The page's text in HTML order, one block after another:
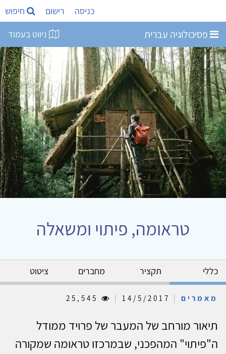
כניסה רישום חיפוש
פסיכולוגיה עברית ניווט בעמוד
טראומה, פיתוי ומשאלה
כללי תקציר מחברים ציטוט
מאמרים |
|
תיאור מורחב של המעבר של פרויד ממודל
ה"פיתוי" המהפכני, שבמרכזו טראומה שמקורה